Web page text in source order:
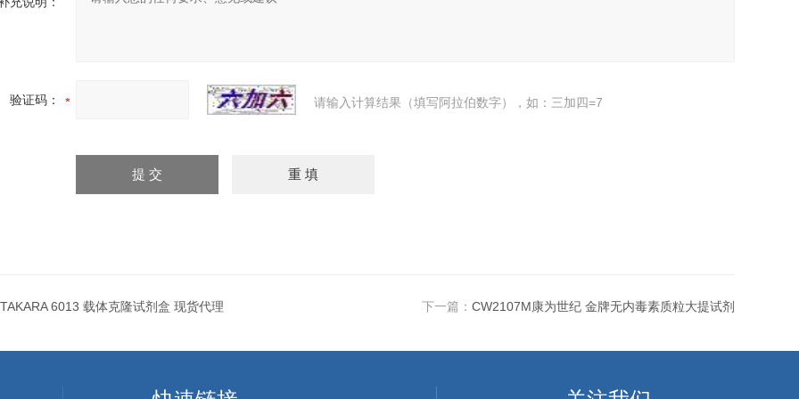
验证码： 请输入计算结果（填写阿拉伯数字），如：三加四=7
TAKARA 6013 载体克隆试剂盒 现货代理 下一篇： CW2107M康为世纪 金牌无内毒素质粒大提试剂